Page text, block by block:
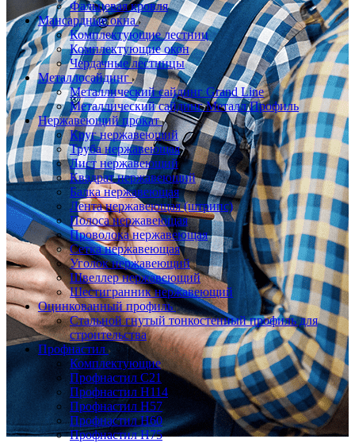
Фальцевая кровля
Мансардные окна
Комплектующие лестниц
Комплектующие окон
Чердачные лестницы
Металлосайдинг
Металлический сайдинг Grand Line
Металлический сайдинг Металл Профиль
Нержавеющий прокат
Круг нержавеющий
Труба нержавеющая
Лист нержавеющий
Квадрат нержавеющий
Балка нержавеющая
Лента нержавеющая (штрипс)
Полоса нержавеющая
Проволока нержавеющая
Сетка нержавеющая
Уголок нержавеющий
Швеллер нержавеющий
Шестигранник нержавеющий
Оцинкованный профиль
Стальной гнутый тонкостенный профиль для
строительства
Профнастил
Комплектующие
Профнастил C21
Профнастил Н114
Профнастил Н57
Профнастил Н60
Профнастил Н75